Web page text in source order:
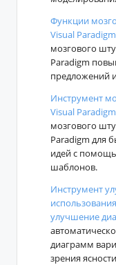
Функции
Visual Paradigm
мозгового
Paradigm
предложений
Инструмент
Visual
мозгового
Paradigm для
идей с
шаблонов.
Инструмент
улучшение
диаграмм
зрения